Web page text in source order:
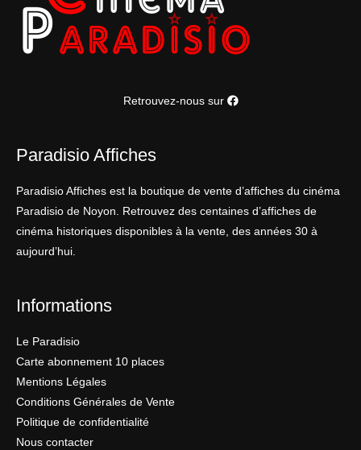
Retrouvez-nous sur
Paradisio Affiches
Paradisio Affiches est la boutique de vente d’affiches du cinéma
Paradisio de Noyon. Retrouvez des centaines d’affiches de
cinéma historiques disponibles à la vente, des années 30 à
aujourd’hui.
Informations
Le Paradisio
Carte abonnement 10 places
Mentions Légales
Conditions Générales de Vente
Politique de confidentialité
Nous contacter